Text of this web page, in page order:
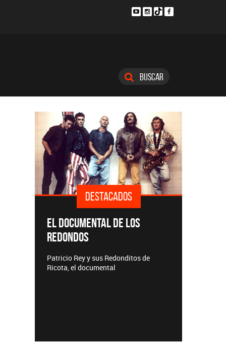
Buscar
DESTACADOS
EL DOCUMENTAL DE LOS
REDONDOS
Patricio Rey y sus Redonditos de
Ricota, el documental